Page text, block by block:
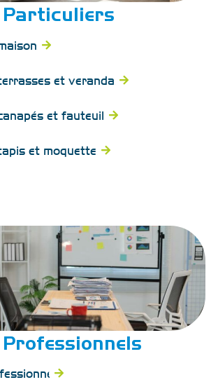
Particuliers
et verandas
et fauteuils
et moquettes